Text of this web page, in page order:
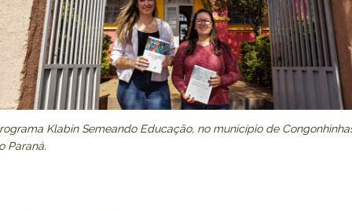
Klabin Semeando Educação, no município de
Paraná.